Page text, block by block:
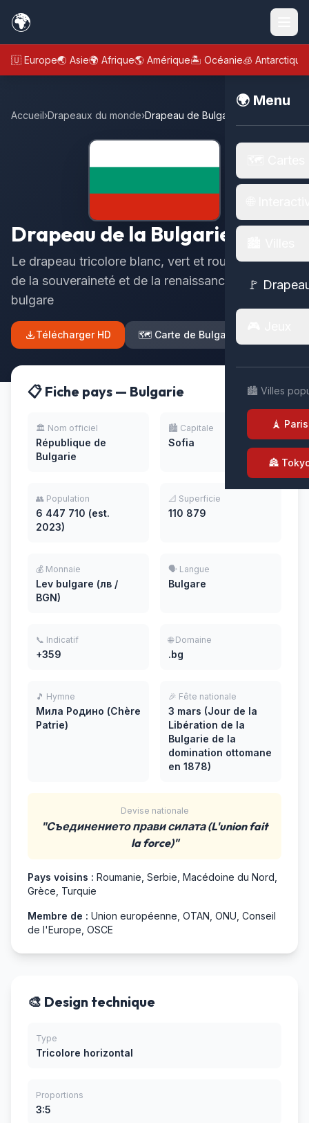
🌍
🇪🇺 Europe🌏 Asie🌍 Afrique🌎 Amérique🏝️ Océanie🧊 Antarctique
🌍 Menu
🚩
🏙️ Villes
🗼 Paris
🏯
Accueil›Drapeaux du monde›Drapeau de Bulgarie
Drapeau de la Bulgarie
Le drapeau tricolore blanc, vert et rouge, symbole
de la souveraineté et de la renaissance nationale
bulgare
Télécharger HD 🗺️ Carte de Bulgarie
📋 Fiche pays — Bulgarie
🏛️ Nom officiel
République de
Bulgarie
🏙️ Capitale
Sofia
👥 Population
6 447 710 (est.
2023)
📐 Superficie
110 879
💰 Monnaie
Lev bulgare (лв /
BGN)
🗣️ Langue
Bulgare
📞 Indicatif
+359
🌐 Domaine
.bg
🎵 Hymne
Мила Родино (Chère
Patrie)
🎉 Fête nationale
3 mars (Jour de la
Libération de la
Bulgarie de la
domination ottomane
en 1878)
Devise nationale
"Съединението прави силата (L'union fait
la force)"
Pays voisins : Roumanie, Serbie, Macédoine du Nord,
Grèce, Turquie
Membre de : Union européenne, OTAN, ONU, Conseil
de l'Europe, OSCE
🎨 Design technique
Type
Tricolore horizontal
Proportions
3:5